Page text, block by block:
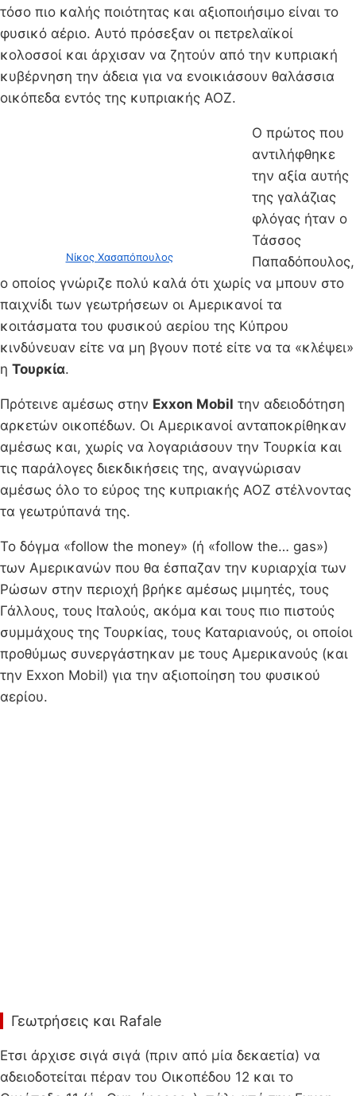
τόσο πιο καλής ποιότητας και αξιοποιήσιμο είναι το
φυσικό αέριο. Αυτό πρόσεξαν οι πετρελαϊκοί
κολοσσοί και άρχισαν να ζητούν από την κυπριακή
κυβέρνηση την άδεια για να ενοικιάσουν θαλάσσια
οικόπεδα εντός της κυπριακής ΑΟΖ.
Nίκος Χασαπόπουλος
Ο πρώτος που
αντιλήφθηκε
την αξία αυτής
της γαλάζιας
φλόγας ήταν ο
Τάσσος
Παπαδόπουλος,
ο οποίος γνώριζε πολύ καλά ότι χωρίς να μπουν στο
παιχνίδι των γεωτρήσεων οι Αμερικανοί τα
κοιτάσματα του φυσικού αερίου της Κύπρου
κινδύνευαν είτε να μη βγουν ποτέ είτε να τα «κλέψει»
η Τουρκία.
Πρότεινε αμέσως στην Exxon Mobil την αδειοδότηση
αρκετών οικοπέδων. Οι Αμερικανοί ανταποκρίθηκαν
αμέσως και, χωρίς να λογαριάσουν την Τουρκία και
τις παράλογες διεκδικήσεις της, αναγνώρισαν
αμέσως όλο το εύρος της κυπριακής ΑΟΖ στέλνοντας
τα γεωτρύπανά της.
Το δόγμα «follow the money» (ή «follow the… gas»)
των Αμερικανών που θα έσπαζαν την κυριαρχία των
Ρώσων στην περιοχή βρήκε αμέσως μιμητές, τους
Γάλλους, τους Ιταλούς, ακόμα και τους πιο πιστούς
συμμάχους της Τουρκίας, τους Καταριανούς, οι οποίοι
προθύμως συνεργάστηκαν με τους Αμερικανούς (και
την Exxon Mobil) για την αξιοποίηση του φυσικού
αερίου.
Γεωτρήσεις και Rafale
Ετσι άρχισε σιγά σιγά (πριν από μία δεκαετία) να
αδειοδοτείται πέραν του Οικοπέδου 12 και το